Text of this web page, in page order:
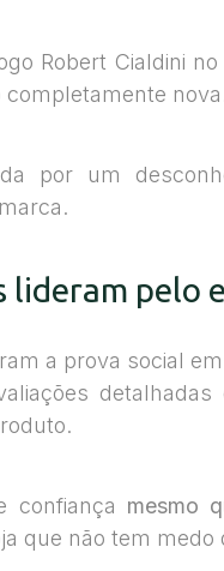
Robert Cialdini
por um
lideram pelo
a prova social
confiança mesmo
que não tem medo